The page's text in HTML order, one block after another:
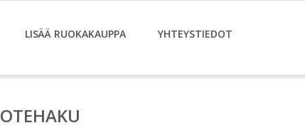
LISÄÄ RUOKAKAUPPA YHTEYSTIEDOT